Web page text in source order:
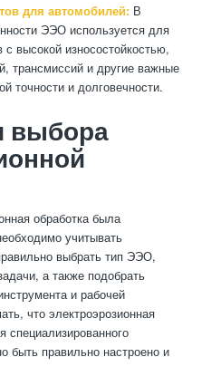
для автомобилей:В
ЭЭО используется для
с высокой износостойкостью,
трансмиссий и другие важные
точности и долговечности.
выбора
обработка была
учитывать
выбрать тип ЭЭО,
а также подобрать
и рабочей
что электроэрозионная
специализированного
быть правильно настроено и